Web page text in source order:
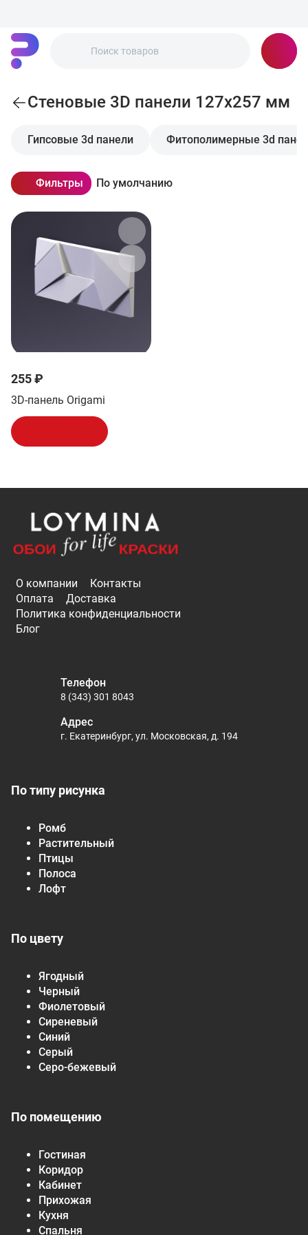
Стеновые 3D панели 127x257 мм
Гипсовые 3d панели Фитополимерные 3d
Фильтры По умолчанию
255 ₽
3D-панель Origami
О компании
Контакты
Оплата
Доставка
Политика конфиденциальности
Блог
По типу рисунка
Ромб
Растительный
Птицы
Полоса
Лофт
По цвету
Ягодный
Черный
Фиолетовый
Сиреневый
Синий
Серый
Серо-бежевый
По помещению
Гостиная
Коридор
Кабинет
Прихожая
Кухня
Спальня
Телефон
8 (343) 301 8043
Адрес
г. Екатеринбург, ул. Московская, д. 194